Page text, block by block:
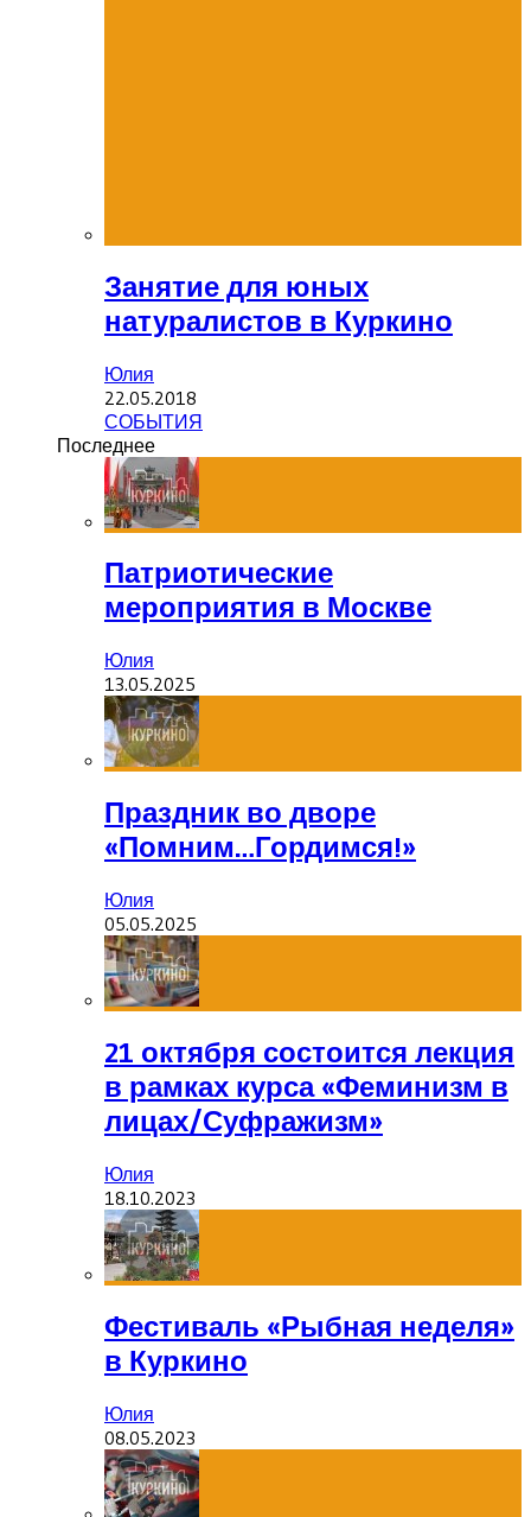
Занятие для юных
натуралистов в Куркино
Юлия
22.05.2018
СОБЫТИЯ
Последнее
Патриотические
мероприятия в Москве
Юлия
13.05.2025
Праздник во дворе
«Помним…Гордимся!»
Юлия
05.05.2025
21 октября состоится лекция
в рамках курса «Феминизм в
лицах/Суфражизм»
Юлия
18.10.2023
Фестиваль «Рыбная неделя»
в Куркино
Юлия
08.05.2023